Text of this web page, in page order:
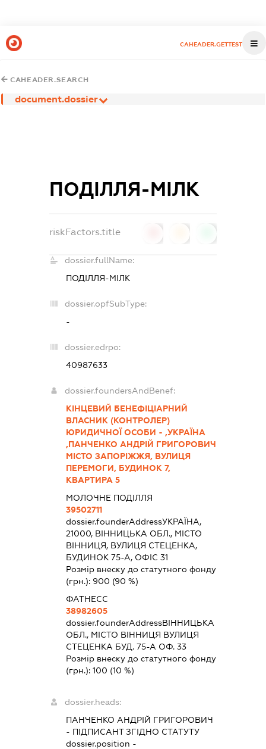
CAHEADER.GETTEST
CAHEADER.SEARCH
document.dossier
ПОДІЛЛЯ-МІЛК
riskFactors.title
dossier.fullName:
ПОДІЛЛЯ-МІЛК
dossier.opfSubType:
-
dossier.edrpo:
40987633
dossier.foundersAndBenef:
КІНЦЕВИЙ БЕНЕФІЦІАРНИЙ
ВЛАСНИК (КОНТРОЛЕР)
ЮРИДИЧНОЇ ОСОБИ - ,УКРАЇНА
,ПАНЧЕНКО АНДРІЙ ГРИГОРОВИЧ
МІСТО ЗАПОРІЖЖЯ, ВУЛИЦЯ
ПЕРЕМОГИ, БУДИНОК 7,
КВАРТИРА 5
МОЛОЧНЕ ПОДІЛЛЯ
39502711
dossier.founderAddressУКРАЇНА,
21000, ВІННИЦЬКА ОБЛ., МІСТО
ВІННИЦЯ, ВУЛИЦЯ СТЕЦЕНКА,
БУДИНОК 75-А, ОФІС 31
Розмір внеску до статутного фонду
(грн.): 900 (90 %)
ФАТНЕСС
38982605
dossier.founderAddressВІННИЦЬКА
ОБЛ., МІСТО ВІННИЦЯ ВУЛИЦЯ
СТЕЦЕНКА БУД. 75-А ОФ. 33
Розмір внеску до статутного фонду
(грн.): 100 (10 %)
dossier.heads:
ПАНЧЕНКО АНДРІЙ ГРИГОРОВИЧ
- ПІДПИСАНТЗГІДНО СТАТУТУ
dossier.position -